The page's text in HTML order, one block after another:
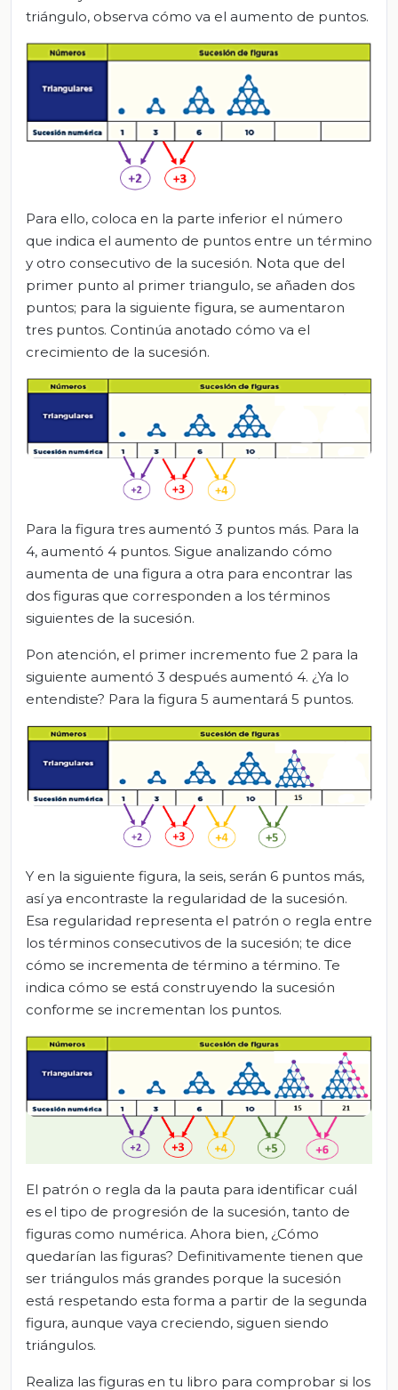
triángulo, observa cómo va el aumento de puntos.
Para ello, coloca en la parte inferior el número
que indica el aumento de puntos entre un término
y otro consecutivo de la sucesión. Nota que del
primer punto al primer triangulo, se añaden dos
puntos; para la siguiente figura, se aumentaron
tres puntos. Continúa anotado cómo va el
crecimiento de la sucesión.
Para la figura tres aumentó 3 puntos más. Para la
4, aumentó 4 puntos. Sigue analizando cómo
aumenta de una figura a otra para encontrar las
dos figuras que corresponden a los términos
siguientes de la sucesión.
Pon atención, el primer incremento fue 2 para la
siguiente aumentó 3 después aumentó 4. ¿Ya lo
entendiste? Para la figura 5 aumentará 5 puntos.
Y en la siguiente figura, la seis, serán 6 puntos más,
así ya encontraste la regularidad de la sucesión.
Esa regularidad representa el patrón o regla entre
los términos consecutivos de la sucesión; te dice
cómo se incrementa de término a término. Te
indica cómo se está construyendo la sucesión
conforme se incrementan los puntos.
El patrón o regla da la pauta para identificar cuál
es el tipo de progresión de la sucesión, tanto de
figuras como numérica. Ahora bien, ¿Cómo
quedarían las figuras? Definitivamente tienen que
ser triángulos más grandes porque la sucesión
está respetando esta forma a partir de la segunda
figura, aunque vaya creciendo, siguen siendo
triángulos.
Realiza las figuras en tu libro para comprobar si los